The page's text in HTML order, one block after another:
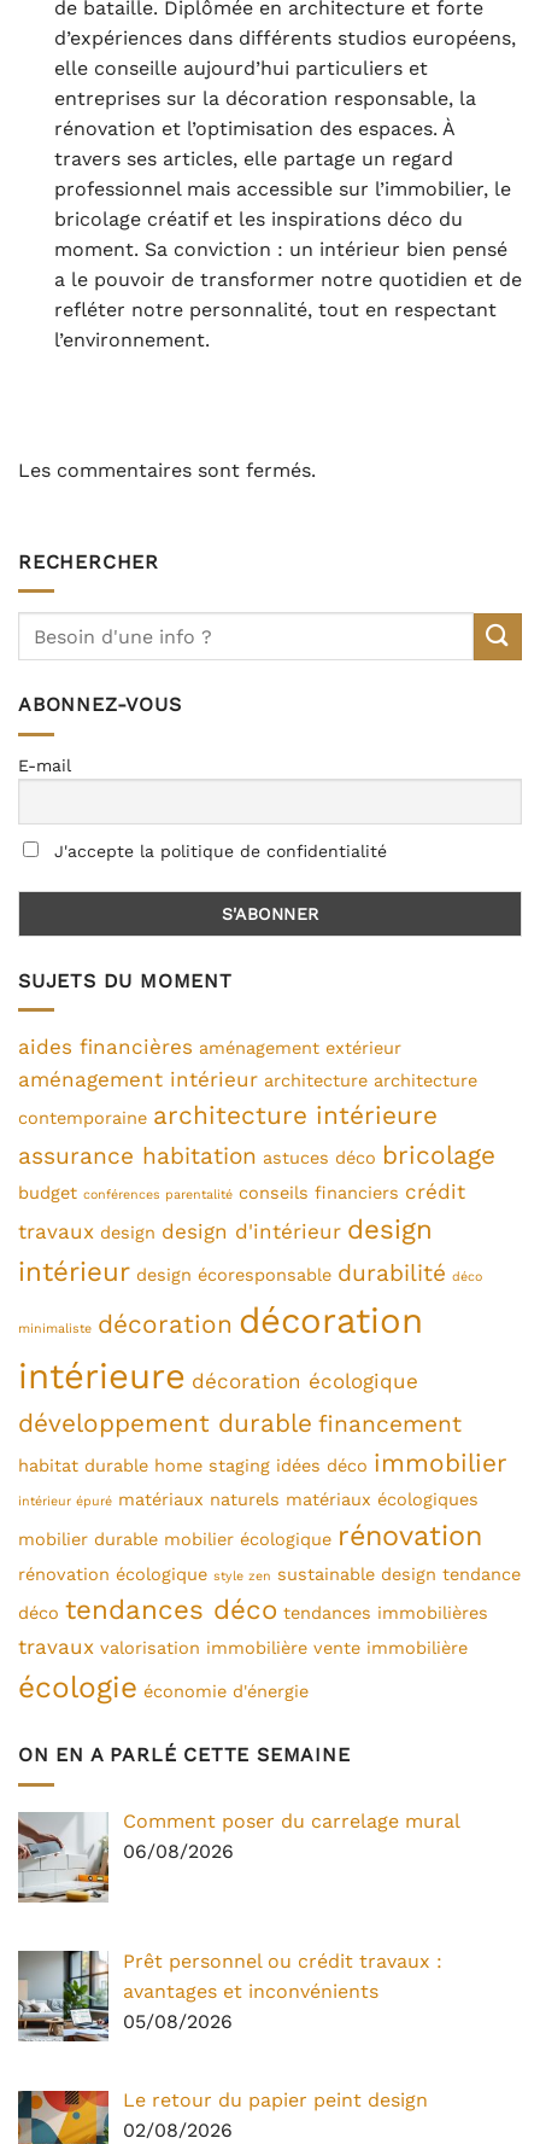
de bataille. Diplômée en architecture et forte
d’expériences dans différents studios européens,
elle conseille aujourd’hui particuliers et
entreprises sur la décoration responsable, la
rénovation et l’optimisation des espaces. À
travers ses articles, elle partage un regard
professionnel mais accessible sur l’immobilier, le
bricolage créatif et les inspirations déco du
moment. Sa conviction : un intérieur bien pensé
a le pouvoir de transformer notre quotidien et de
refléter notre personnalité, tout en respectant
l’environnement.
Les commentaires sont fermés.
RECHERCHER
ABONNEZ-VOUS
E-mail
J'accepte la politique de confidentialité
SUJETS DU MOMENT
aides financières aménagement extérieur
aménagement intérieur architecture architecture
contemporaine architecture intérieure
assurance habitation astuces déco bricolage
budget conférences parentalité conseils financiers crédit
travaux design design d'intérieur design
intérieur design écoresponsable durabilité déco
minimaliste décoration décoration
intérieure décoration écologique
développement durable financement
habitat durable home staging idées déco immobilier
intérieur épuré matériaux naturels matériaux écologiques
mobilier durable mobilier écologique rénovation
rénovation écologique style zen sustainable design tendance
déco tendances déco tendances immobilières
travaux valorisation immobilière vente immobilière
écologie économie d'énergie
ON EN A PARLÉ CETTE SEMAINE
Comment poser du carrelage mural
06/08/2026
Prêt personnel ou crédit travaux :
avantages et inconvénients
05/08/2026
Le retour du papier peint design
02/08/2026